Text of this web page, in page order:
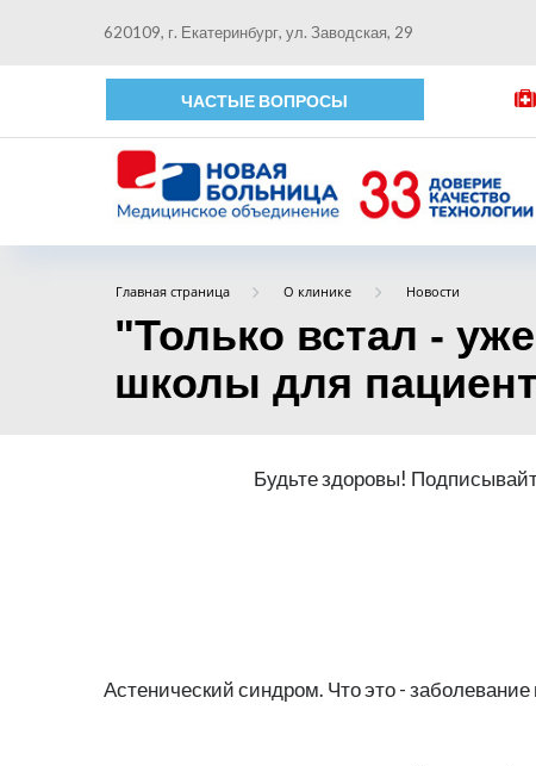
620109, г. Екатеринбург, ул. Заводская, 29
ЧАСТЫЕ ВОПРОСЫ
Главная страница О клинике Новости
"Только встал -
школы для
Будьте здоровы!
Астенический синдром. Что это -